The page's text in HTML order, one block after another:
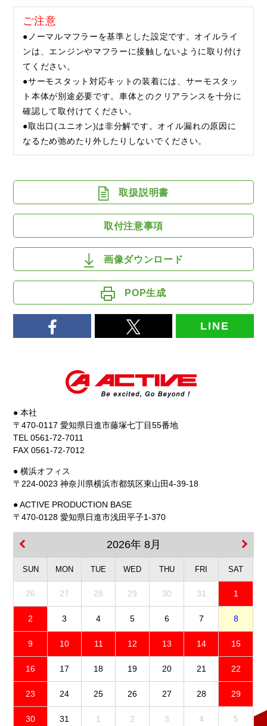
ご注意
●ノーマルマフラーを基準とした設定です。オイルライ
ンは、エンジンやマフラーに接触しないように取り付け
てください。
●サーモスタット対応キットの装着には、サーモスタッ
ト本体が別途必要です。車体とのクリアランスを十分に
確認して取付けてください。
●取出口(ユニオン)は非分解です。オイル漏れの原因に
なるため弛めたり外したりしないでください。
取扱説明書
取付注意事項
画像ダウンロード
POP生成
LINE
● 本社
〒470-0117 愛知県日進市藤塚七丁目55番地
TEL 0561-72-7011
FAX 0561-72-7012
● 横浜オフィス
〒224-0023 神奈川県横浜市都筑区東山田4-39-18
● ACTIVE PRODUCTION BASE
〒470-0128 愛知県日進市浅田平子1-370
2026年 8月
SUN MON TUE WED THU FRI SAT
26 27 28 29 30 31 1
2 3 4 5 6 7 8
9 10 11 12 13 14 15
16 17 18 19 20 21 22
23 24 25 26 27 28 29
30 31 1 2 3 4 5